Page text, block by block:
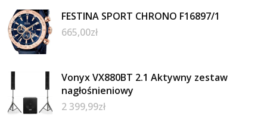
FESTINA SPORT CHRONO F16897/1
665,00zł
Vonyx VX880BT 2.1 Aktywny zestaw
nagłośnieniowy
2 399,99zł